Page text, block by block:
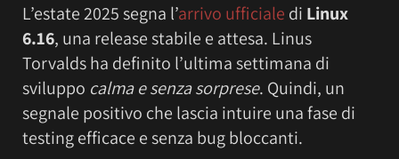
L’estate 2025 segna l’arrivo ufficiale di Linux
6.16, una release stabile e attesa. Linus
Torvalds ha definito l’ultima settimana di
sviluppo calma e senza sorprese. Quindi, un
segnale positivo che lascia intuire una fase di
testing efficace e senza bug bloccanti.